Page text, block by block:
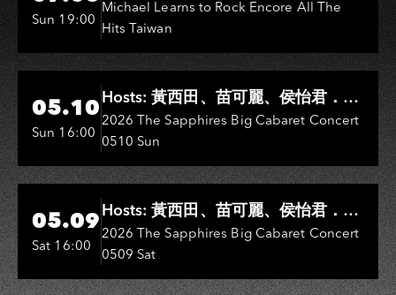
Sun 19:00
Michael Learns to Rock Encore All The
Hits Taiwan
Hi-Ing Music Hall
05.10
Sun 16:00
Hosts: 黃西田、苗可麗、侯怡君．
Entertainers: 葉啟田、鳥來嬤-吳
敏、王彩樺、王瑞霞、吳淑敏、施文
彬、邵大倫、曹雅雯、陳孟賢、黃露
瑤
2026 The Sapphires Big Cabaret Concert
0510 Sun
Hi-Ing Music Hall
05.09
Sat 16:00
Hosts: 黃西田、苗可麗、侯怡君．
Entertainers: 葉啟田、鳥來嬤-吳
敏、張秀卿、王彩樺、吳淑敏、施文
彬、邵大倫、曹雅雯、陳孟賢、黃露
2026 The Sapphires Big Cabaret Concert
0509 Sat